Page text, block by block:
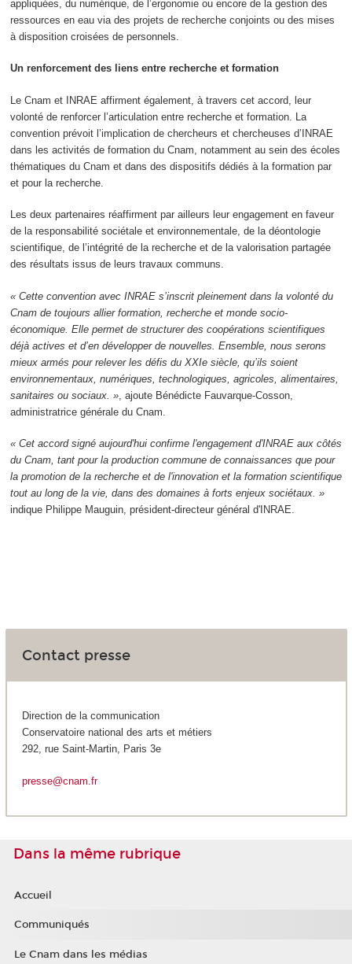
appliquées, du numérique, de l’ergonomie ou encore de la gestion des
ressources en eau via des projets de recherche conjoints ou des mises
à disposition croisées de personnels.
Un renforcement des liens entre recherche et formation
Le Cnam et INRAE affirment également, à travers cet accord, leur
volonté de renforcer l’articulation entre recherche et formation. La
convention prévoit l’implication de chercheurs et chercheuses d’INRAE
dans les activités de formation du Cnam, notamment au sein des écoles
thématiques du Cnam et dans des dispositifs dédiés à la formation par
et pour la recherche.
Les deux partenaires réaffirment par ailleurs leur engagement en faveur
de la responsabilité sociétale et environnementale, de la déontologie
scientifique, de l’intégrité de la recherche et de la valorisation partagée
des résultats issus de leurs travaux communs.
« Cette convention avec INRAE s’inscrit pleinement dans la volonté du
Cnam de toujours allier formation, recherche et monde socio-
économique. Elle permet de structurer des coopérations scientifiques
déjà actives et d’en développer de nouvelles. Ensemble, nous serons
mieux armés pour relever les défis du XXIe siècle, qu’ils soient
environnementaux, numériques, technologiques, agricoles, alimentaires,
sanitaires ou sociaux. » , ajoute Bénédicte Fauvarque-Cosson,
administratrice générale du Cnam.
« Cet accord signé aujourd'hui confirme l'engagement d'INRAE aux côtés
du Cnam, tant pour la production commune de connaissances que pour
la promotion de la recherche et de l'innovation et la formation scientifique
tout au long de la vie, dans des domaines à forts enjeux sociétaux. »
indique Philippe Mauguin, président-directeur général d'INRAE.
Contact presse
Direction de la communication
Conservatoire national des arts et métiers
292, rue Saint-Martin, Paris 3e
presse@cnam.fr
Dans la même rubrique
Accueil
Communiqués
Le Cnam dans les médias